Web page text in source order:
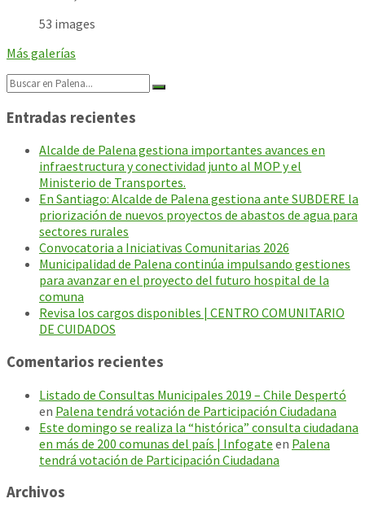
53 images
Más galerías
Search:
Entradas recientes
Alcalde de Palena gestiona importantes avances en
infraestructura y conectividad junto al MOP y el
Ministerio de Transportes.
En Santiago: Alcalde de Palena gestiona ante SUBDERE la
priorización de nuevos proyectos de abastos de agua para
sectores rurales
Convocatoria a Iniciativas Comunitarias 2026
Municipalidad de Palena continúa impulsando gestiones
para avanzar en el proyecto del futuro hospital de la
comuna
Revisa los cargos disponibles | CENTRO COMUNITARIO
DE CUIDADOS
Comentarios recientes
Listado de Consultas Municipales 2019 – Chile Despertó
en Palena tendrá votación de Participación Ciudadana
Este domingo se realiza la “histórica” consulta ciudadana
en más de 200 comunas del país | Infogate en Palena
tendrá votación de Participación Ciudadana
Archivos